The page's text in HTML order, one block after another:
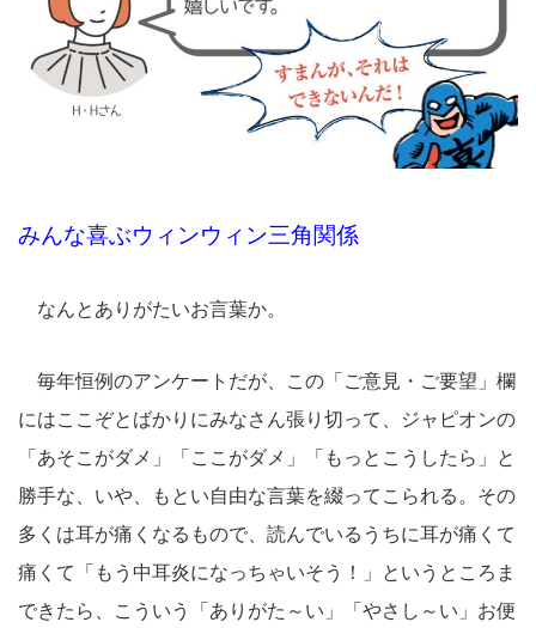
みんな喜ぶウィンウィン三角関係
なんとありがたいお言葉か。
毎年恒例のアンケートだが、この「ご意見・ご要望」欄
にはここぞとばかりにみなさん張り切って、ジャピオンの
「あそこがダメ」「ここがダメ」「もっとこうしたら」と
勝手な、いや、もとい自由な言葉を綴ってこられる。その
多くは耳が痛くなるもので、読んでいるうちに耳が痛くて
痛くて「もう中耳炎になっちゃいそう！」というところま
できたら、こういう「ありがた～い」「やさし～い」お便